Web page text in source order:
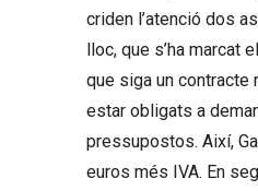
criden l’atenció dos
lloc, que s’ha marcat
que siga un contracte
estar obligats a
pressupostos. Així,
euros més IVA. En